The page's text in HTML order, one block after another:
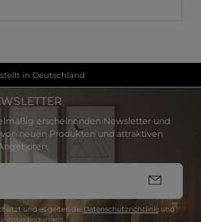
in Deutschland
erscheinenden Newsletter und
neuen Produkten und attraktiven
und es gelten die Datenschutzrichtlinieund
.